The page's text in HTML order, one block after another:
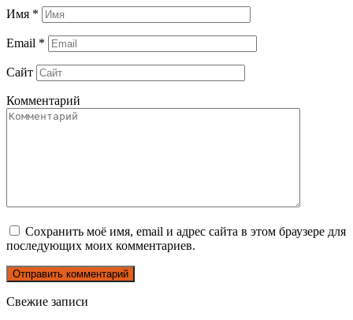
Имя *
Email *
Сайт
Комментарий
Сохранить моё имя, email и адрес сайта в этом браузере для
последующих моих комментариев.
Свежие записи